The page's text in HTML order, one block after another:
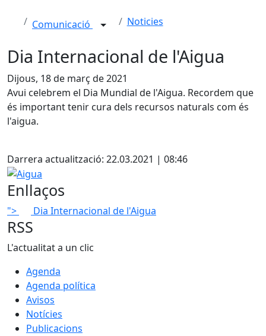
Comunicació Noticies
Dia Internacional de l'Aigua
Dijous, 18 de març de 2021
Avui celebrem el Dia Mundial de l'Aigua. Recordem que
és important tenir cura dels recursos naturals com és
l'aigua.
Darrera actualització: 22.03.2021 | 08:46
Aigua
Enllaços
"> Dia Internacional de l'Aigua
RSS
L'actualitat a un clic
Agenda
Agenda política
Avisos
Notícies
Publicacions